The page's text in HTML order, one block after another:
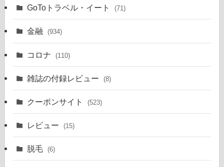
GoToトラベル・イート (71)
金融 (934)
コロナ (110)
雑誌の付録レビュー (8)
クーポンサイト (523)
レビュー (15)
脱毛 (6)